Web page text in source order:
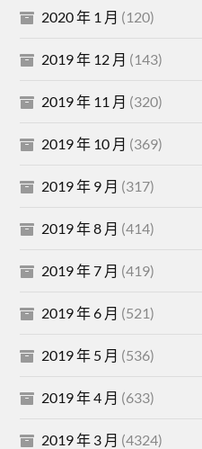
2020 年 1 月 (120)
2019 年 12 月 (143)
2019 年 11 月 (320)
2019 年 10 月 (369)
2019 年 9 月 (317)
2019 年 8 月 (414)
2019 年 7 月 (419)
2019 年 6 月 (521)
2019 年 5 月 (536)
2019 年 4 月 (633)
2019 年 3 月 (4324)